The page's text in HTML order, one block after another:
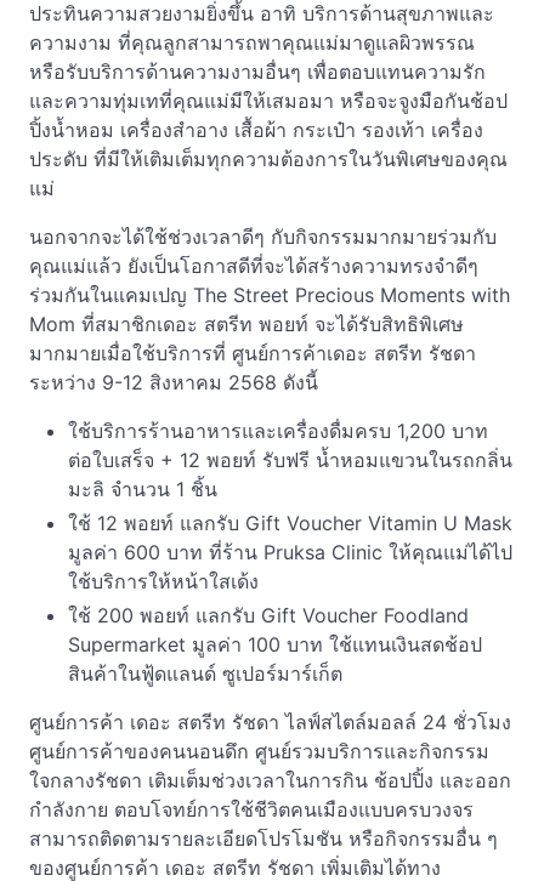
ประทินความสวยงามยิ่งขึ้น อาทิ บริการด้านสุขภาพและ
ความงาม ที่คุณลูกสามารถพาคุณแม่มาดูแลผิวพรรณ
หรือรับบริการด้านความงามอื่นๆ เพื่อตอบแทนความรัก
และความทุ่มเทที่คุณแม่มีให้เสมอมา หรือจะจูงมือกันช้อป
ปิ้งน้ำหอม เครื่องสำอาง เสื้อผ้า กระเป๋า รองเท้า เครื่อง
ประดับ ที่มีให้เติมเต็มทุกความต้องการในวันพิเศษของคุณ
แม่
นอกจากจะได้ใช้ช่วงเวลาดีๆ กับกิจกรรมมากมายร่วมกับ
คุณแม่แล้ว ยังเป็นโอกาสดีที่จะได้สร้างความทรงจำดีๆ
ร่วมกันในแคมเปญ The Street Precious Moments with
Mom ที่สมาชิกเดอะ สตรีท พอยท์ จะได้รับสิทธิพิเศษ
มากมายเมื่อใช้บริการที่ ศูนย์การค้าเดอะ สตรีท รัชดา
ระหว่าง 9-12 สิงหาคม 2568 ดังนี้
ใช้บริการร้านอาหารและเครื่องดื่มครบ 1,200 บาท
ต่อใบเสร็จ + 12 พอยท์ รับฟรี น้ำหอมแขวนในรถกลิ่น
มะลิ จำนวน 1 ชิ้น
ใช้ 12 พอยท์ แลกรับ Gift Voucher Vitamin U Mask
มูลค่า 600 บาท ที่ร้าน Pruksa Clinic ให้คุณแม่ได้ไป
ใช้บริการให้หน้าใสเด้ง
ใช้ 200 พอยท์ แลกรับ Gift Voucher Foodland
Supermarket มูลค่า 100 บาท ใช้แทนเงินสดช้อป
สินค้าในฟู้ดแลนด์ ซูเปอร์มาร์เก็ต
ศูนย์การค้า เดอะ สตรีท รัชดา ไลฟ์สไตล์มอลล์ 24 ชั่วโมง
ศูนย์การค้าของคนนอนดึก ศูนย์รวมบริการและกิจกรรม
ใจกลางรัชดา เติมเต็มช่วงเวลาในการกิน ช้อปปิ้ง และออก
กำลังกาย ตอบโจทย์การใช้ชีวิตคนเมืองแบบครบวงจร
สามารถติดตามรายละเอียดโปรโมชัน หรือกิจกรรมอื่น ๆ
ของศูนย์การค้า เดอะ สตรีท รัชดา เพิ่มเติมได้ทาง